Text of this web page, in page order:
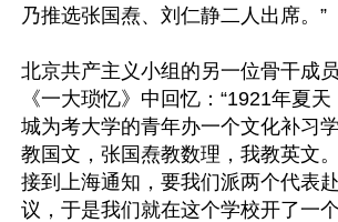
乃推选张国焘、刘仁静二人出席。”
北京共产主义小组的另一位骨干成
《一大琐忆》中回忆：“1921年夏
城为考大学的青年办一个文化补习
教国文，张国焘教数理，我教英文
接到上海通知，要我们派两个代表
议，于是我们就在这个学校开了一